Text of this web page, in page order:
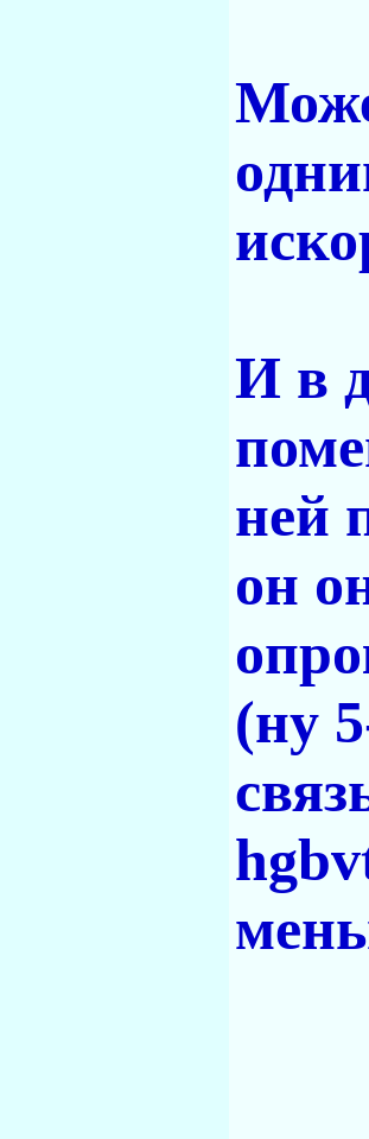
И в
ней
он
(ну